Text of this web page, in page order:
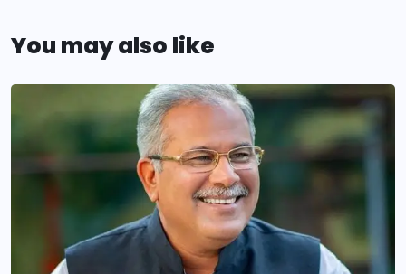
You may also like